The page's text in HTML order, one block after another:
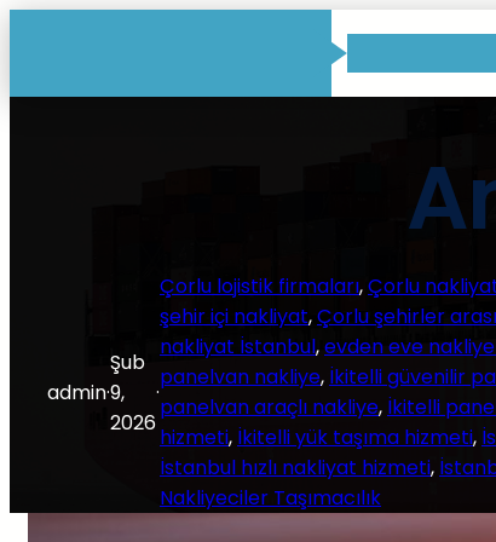
admin·
Şub
9,
2026
·
Çorlu lojistik firmaları, Çorlu
şehir içi nakliyat, Çorlu şehirler
nakliyat İstanbul, evden eve
panelvan nakliye, İkitelli güvenilir
panelvan araçlı nakliye, İkitelli
hizmeti, İkitelli yük taşıma hizmeti,
İstanbul hızlı nakliyat hizmeti,
Nakliyeciler Taşımacılık